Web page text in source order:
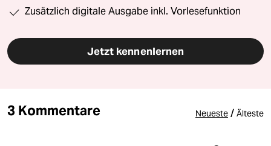
Zusätzlich digitale Ausgabe inkl. Vorlesefunktion
Jetzt kennenlernen
3 Kommentare Neueste / Älteste